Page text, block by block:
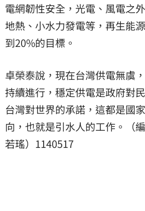
電網韌性安全，光電、風電之
地熱、小水力發電等，再生能
到20%的目標。
卓榮泰說，現在台灣供電無虞
持續進行，穩定供電是政府對
台灣對世界的承諾，這都是國
向，也就是引水人的工作。（
若瑤）1140517